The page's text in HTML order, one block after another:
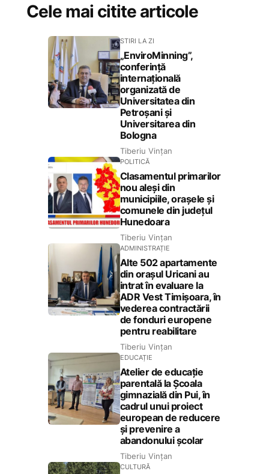
Cele mai citite articole
STIRI LA ZI
„EnviroMinning”,
conferință
internațională
organizată de
Universitatea din
Petroșani și
Universitarea din
Bologna
Tiberiu Vințan
POLITICĂ
Clasamentul primarilor
nou aleși din
municipiile, orașele și
comunele din județul
Hunedoara
Tiberiu Vințan
ADMINISTRAȚIE
Alte 502 apartamente
din orașul Uricani au
intrat în evaluare la
ADR Vest Timișoara, în
vederea contractării
de fonduri europene
pentru reabilitare
Tiberiu Vințan
EDUCAȚIE
Atelier de educație
parentală la Școala
gimnazială din Pui, în
cadrul unui proiect
european de reducere
și prevenire a
abandonului școlar
Tiberiu Vințan
CULTURĂ